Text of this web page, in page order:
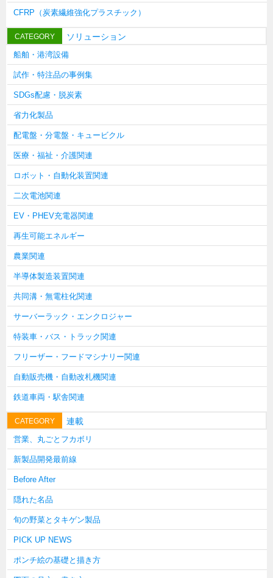
４コマ漫画 のんきなのんちゃん
CATEGORY タキゲンinfo.
お知らせ
展示会情報／出展告知
展示会情報／報告レポート
工場見学
海外出張
社外セミナー
タキゲンの歴史
110周年企画
タキゲン売上ランキング
展示トラック
タキスポ
タキ旅レポ
タキネタ
韓国
上海
タイ
台湾
採用情報
インタビュー
入社１年目アンケート
入社式・創立記念式典
新年賀詞交歓会
メディア情報
CFRP（炭素繊維強化プラスチック）
CATEGORY ソリューション
船舶・港湾設備
試作・特注品の事例集
SDGs配慮・脱炭素
省力化製品
配電盤・分電盤・キュービクル
医療・福祉・介護関連
ロボット・自動化装置関連
二次電池関連
EV・PHEV充電器関連
再生可能エネルギー
農業関連
半導体製造装置関連
共同溝・無電柱化関連
サーバーラック・エンクロジャー
特装車・バス・トラック関連
フリーザー・フードマシナリー関連
自動販売機・自動改札機関連
鉄道車両・駅舎関連
CATEGORY 連載
営業、丸ごとフカボリ
新製品開発最前線
Before After
隠れた名品
旬の野菜とタキゲン製品
PICK UP NEWS
ポンチ絵の基礎と描き方